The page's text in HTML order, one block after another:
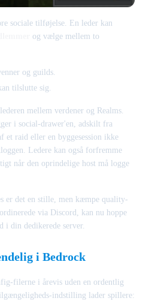
sociale tilføjelse. En leder kan
og vælge mellem to
og guilds.
tilslutte sig.
mellem verdener og Realms.
i social-drawer'en, adskilt fra
et raid eller en byggesession ikke
Ledere kan også forfremme
når den oprindelige host må logge
er det en stille, men kæmpe quality-
via Discord, kan nu hoppe
din dedikerede server.
i Bedrock
filerne i årevis uden en ordentlig
indstilling lader spillere: